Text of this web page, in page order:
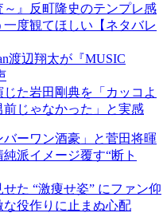
～』反町隆史のテンプレ感
度観てほしい【ネタバレ
渡辺翔太が『MUSIC
た岩田剛典を「カッコよ
じゃなかった」と実感
バーワン酒豪」と菅田将暉
派イメージ覆す“断ト
た “激痩せ姿” にファン仰
役作りに止まぬ心配